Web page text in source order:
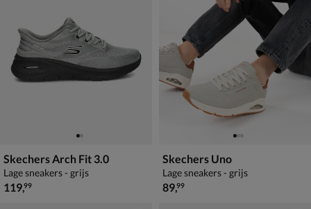
Skechers Arch Fit 3.0
Lage sneakers - grijs
€ 119,99
119,99
Skechers Uno
Lage sneakers - grijs
€ 89,99
89,99